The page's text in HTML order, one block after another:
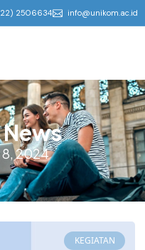
2506634 info@unikom.ac.id
8, 2024
KEGIATAN